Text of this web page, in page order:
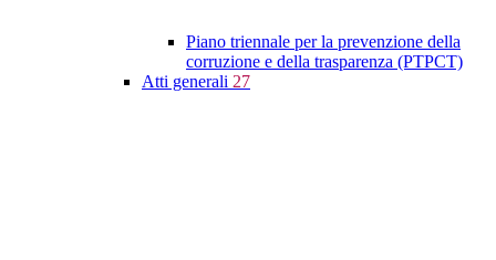
Piano triennale per la prevenzione della
corruzione e della trasparenza (PTPCT)
Atti generali 27